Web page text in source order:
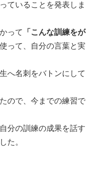
ていることを発表しま
って
「こんな訓練をが
って、自分の言葉と実
へ名刺をバトンにして
ので、今までの練習で
分の訓練の成果を話す
た。